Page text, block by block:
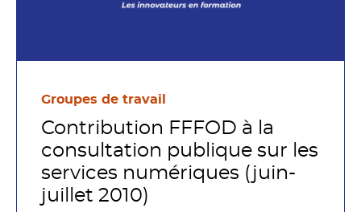
Groupes de travail
Contribution FFFOD à la
consultation publique sur les
services numériques (juin-
juillet 2010)